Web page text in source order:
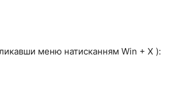
меню натисканням Win + X ):